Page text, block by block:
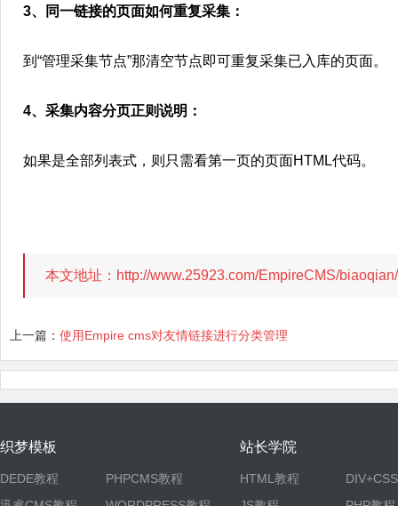
3、同一链接的页面如何重复采集：
到“管理采集节点”那清空节点即可重复采集已入库的页面。
4、采集内容分页正则说明：
如果是全部列表式，则只需看第一页的页面HTML代码。
本文地址：http://www.25923.com/EmpireCMS/
上一篇： 使用Empire cms对友情链接进行分类管理
织梦模板
DEDE教程
PHPCMS教程
站长学院
HTML教程